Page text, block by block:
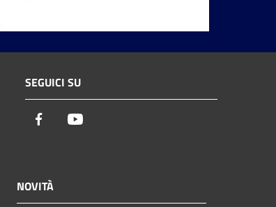
SEGUICI SU
Facebook
NOVITÀ